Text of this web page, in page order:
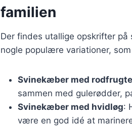
familien
Der findes utallige opskrifter
nogle populære variationer,
Svinekæber med
sammen med gulerødder,
Svinekæber med hvidløg:
være en god idé at